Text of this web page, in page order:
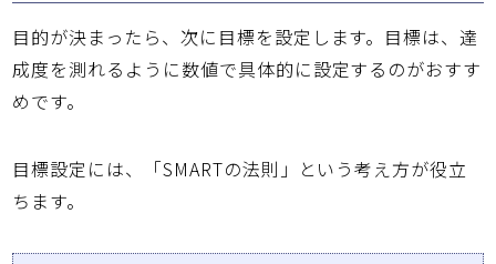
目的が決まったら、次に目標を設定します。目標は、達
成度を測れるように数値で具体的に設定する のがおすす
めです。
目標設定には、「SMARTの法則」という考え方が役立
ちます。